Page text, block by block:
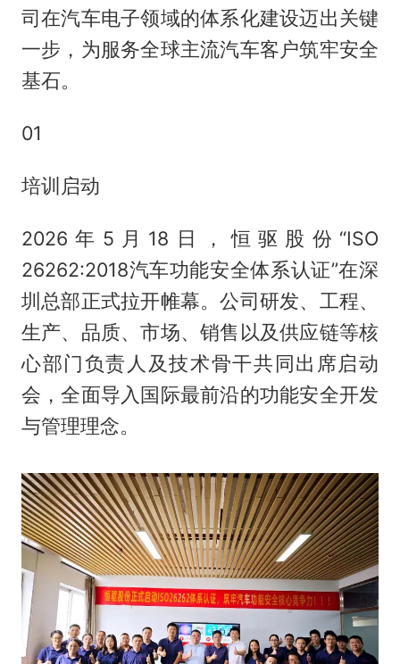
司在汽车电子领域的体系化建设迈出关键
一步，为服务全球主流汽车客户筑牢安全
基石。
01
培训启动
2026年5月18日，恒驱股份“ISO
26262:2018汽车功能安全体系认证”在深
圳总部正式拉开帷幕。公司研发、工程、
生产、品质、市场、销售以及供应链等核
心部门负责人及技术骨干共同出席启动
会，全面导入国际最前沿的功能安全开发
与管理理念。